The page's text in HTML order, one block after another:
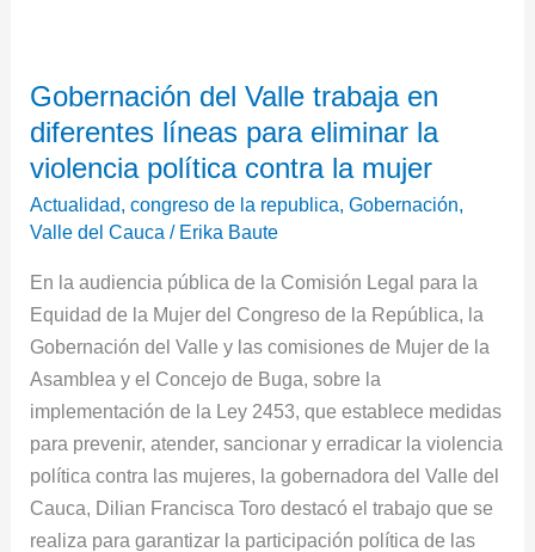
Gobernación del Valle trabaja en
diferentes líneas para eliminar la
violencia política contra la mujer
Actualidad,congreso de la republica,Gobernación,
Valle del Cauca / Erika Baute
En la audiencia pública de la Comisión Legal para la
Equidad de la Mujer del Congreso de la República, la
Gobernación del Valle y las comisiones de Mujer de la
Asamblea y el Concejo de Buga, sobre la
implementación de la Ley 2453, que establece medidas
para prevenir, atender, sancionar y erradicar la violencia
política contra las mujeres, la gobernadora del Valle del
Cauca, Dilian Francisca Toro destacó el trabajo que se
realiza para garantizar la participación política de las
del
Valle
trabaja
en
diferentes
para
eliminar
la
violencia
política
contra
la
mujer